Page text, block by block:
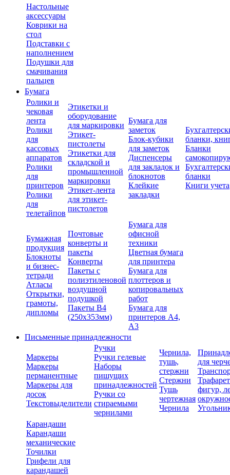
Настольные
аксессуары
Коврики на
стол
Подставки с
наполнением
Подушки для
смачивания
пальцев
Бумага
Ролики и
чековая
лента
Ролики
для
кассовых
аппаратов
Ролики
для
принтеров
Ролики
для
телетайпов
Этикетки и
оборудование
для маркировки
Этикет-
пистолеты
Этикетки для
складской и
промышленной
маркировки
Этикет-лента
для этикет-
пистолетов
Бумага для
заметок
Блок-кубики
для заметок
Диспенсеры
для закладок и
блокнотов
Клейкие
закладки
бланки,
Бланки
бланки
Книги учета
Бумажная
продукция
Блокноты
и бизнес-
тетради
Атласы
Открытки,
грамоты,
дипломы
Почтовые
конверты и
пакеты
Конверты
Пакеты с
полиэтиленовой
воздушной
подушкой
Пакеты В4
(250х353мм)
Бумага для
офисной
техники
Цветная бумага
для принтера
Бумага для
плоттеров и
копировальных
работ
Бумага для
принтеров А4,
А3
Письменные принадлежности
Маркеры
Маркеры
перманентные
Маркеры для
досок
Текстовыделители
Ручки
Ручки гелевые
Наборы
пишущих
принадлежностей
Ручки со
стираемыми
чернилами
Чернила,
тушь,
стержни
Стержни
Тушь
чертежная
Чернила
для
фигур,
Карандаши
Карандаши
механические
Точилки
Грифели для
карандашей